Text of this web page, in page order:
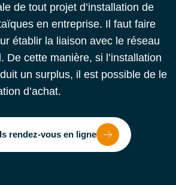
de tout projet d’installation de
en entreprise. Il faut faire
établir la liaison avec le réseau
De cette manière, si l’installation
un surplus, il est possible de le
d’achat.
rendez-vous en ligne